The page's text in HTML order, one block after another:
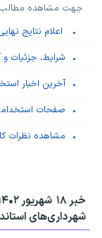
جهت مشاهده مطالب
اعلام نتایج
شرایط، جزئیات
آخرین اخبار
صفحات
مشاهده نظرات
خبر ۱۸ شهریور ۱۴۰۲-
شهرداری‌‌های